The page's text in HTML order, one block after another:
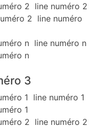
2 line numéro 2
2 line numéro
n line numéro
n
3
1 line numéro 1
1
2 line numéro 2